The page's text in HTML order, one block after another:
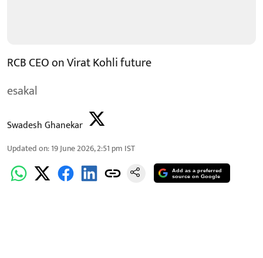
RCB CEO on Virat Kohli future
esakal
Swadesh Ghanekar
Updated on:19 June 2026, 2:51 pm IST
Add as a preferred
source on Google